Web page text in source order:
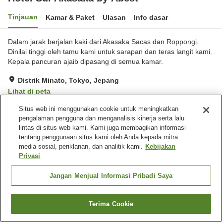
Tinjauan Kamar & Paket Ulasan Info dasar
Dalam jarak berjalan kaki dari Akasaka Sacas dan Roppongi.
Dinilai tinggi oleh tamu kami untuk sarapan dan teras langit kami.
Kepala pancuran ajaib dipasang di semua kamar.
Distrik Minato, Tokyo, Jepang
Lihat di peta
Sangat baik Ulasan: 37
Fasilitas properti
Tempat parkir
Lounge
Mesin penjual otomatis
Beranda Jepang Tokyo
Distrik Minato
Hotel Sui Akasaka by Abest
Cari kamar
Situs web ini menggunakan cookie untuk meningkatkan
pengalaman pengguna dan menganalisis kinerja serta lalu
lintas di situs web kami. Kami juga membagikan informasi
tentang penggunaan situs kami oleh Anda kepada mitra
media sosial, periklanan, dan analitik kami. Kebijakan
Privasi
Jangan Menjual Informasi Pribadi Saya
Terima Cookie